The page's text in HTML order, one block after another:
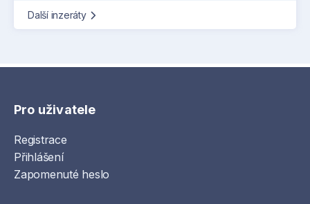
Další inzeráty
Pro uživatele
Registrace
Přihlášení
Zapomenuté heslo